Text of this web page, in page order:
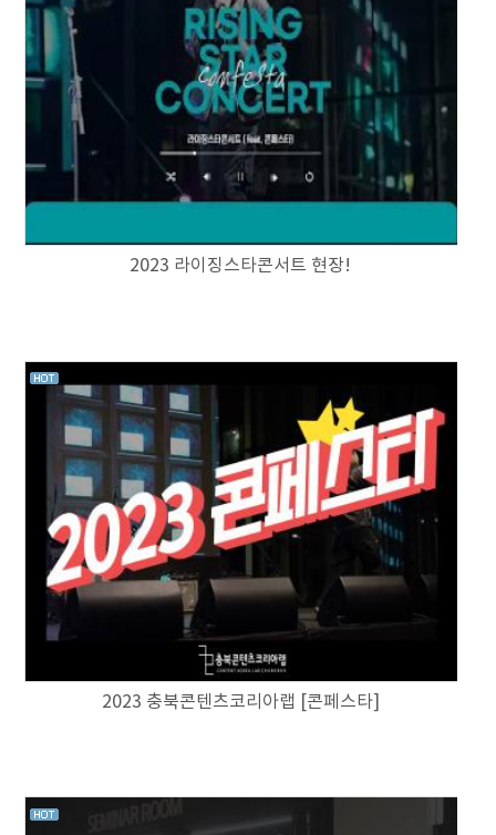
2023 라이징스타콘서트 현장!
2023 충북콘텐츠코리아랩 [콘페스타]